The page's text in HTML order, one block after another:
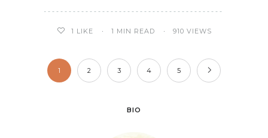
1 LIKE 1 MIN READ 910 VIEWS
1 2 3 4 5
BIO